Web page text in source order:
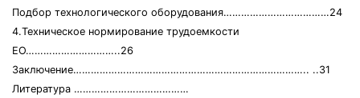
Подбор технологического оборудования………………………………24
4.Техническое нормирование трудоемкости
ЕО…………………………..26
Заключение…………………………………………………………………….. ..31
Литература …………………………………